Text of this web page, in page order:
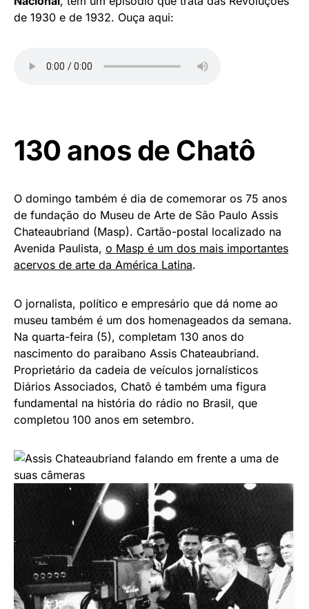
de 1930 e de 1932. Ouça aqui:
130 anos de Chatô
O domingo também é dia de comemorar os 75 anos
de fundação do Museu de Arte de São Paulo Assis
Chateaubriand (Masp). Cartão-postal localizado na
Avenida Paulista, o Masp é um dos mais importantes
acervos de arte da América Latina.
O jornalista, político e empresário que dá nome ao
museu também é um dos homenageados da semana.
Na quarta-feira (5), completam 130 anos do
nascimento do paraibano Assis Chateaubriand.
Proprietário da cadeia de veículos jornalísticos
Diários Associados, Chatô é também uma figura
fundamental na história do rádio no Brasil, que
completou 100 anos em setembro.